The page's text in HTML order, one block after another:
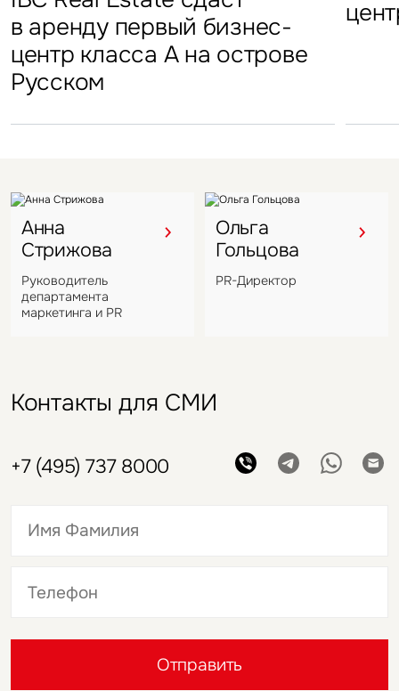
в аренду первый бизнес-
центр класса А на острове
Русском
«Атлант-Парк»
Петровский парк откроется
в отеле Hyatt Regency
гостиничных комплексов
Подмосковья перешел
под управление компании
Анна
Стрижова
Руководитель
департамента
маркетинга и PR
Ольга
Гольцова
PR-Директор
Контакты для СМИ
+7 (495) 737 8000
Отправить